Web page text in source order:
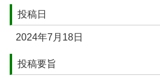
投稿日
2024年7月18日
投稿要旨